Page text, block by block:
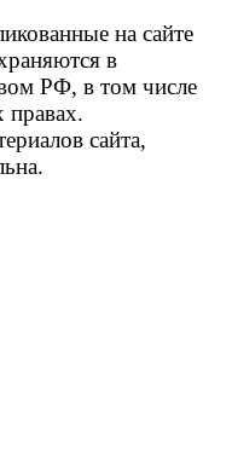
на сайте
в
РФ, в том числе
правах.
сайта,